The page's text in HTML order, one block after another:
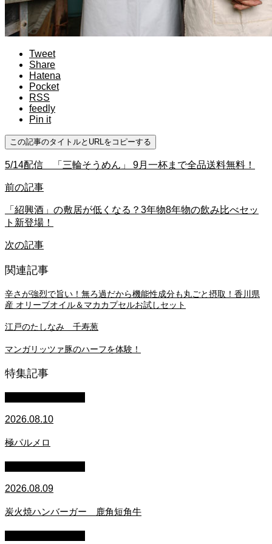
Tweet
Share
Hatena
Pocket
RSS
feedly
Pin it
この記事のタイトルとURLをコピーする
5/14配信 「三輪そうめん」 9月一杯まで全品送料無料！
前の記事
「紹興酒」の敷居が低くなる？3年物8年物の飲み比べセッ
ト新登場！
次の記事
関連記事
辛さが強烈で旨い！無ろ過だから機能性成分も丸ごと摂取！香川県
産 オリーブオイル＆マカカプセルお試しセット
江戸のたしなみ 千寿葱
マンガリッツァ豚のハーフを体験！
特集記事
2026.08.10
極パルメロ
2026.08.09
炭火焼ハンバーガー 鹿角短角牛